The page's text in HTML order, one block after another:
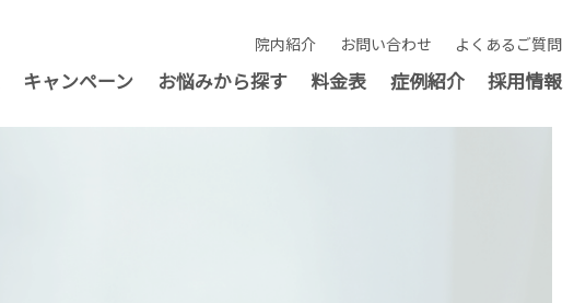
院内紹介 お問い合わせ よくあるご質問
キャンペーン お悩みから探す 料金表 症例紹介 採用情報